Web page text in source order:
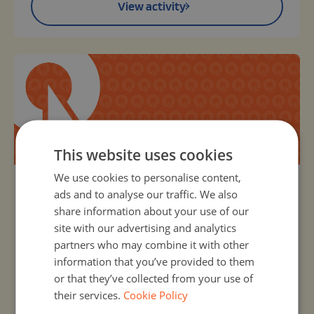
View activity
Międzynarodowy alfabet kodowania
19, Oct 2026 - 19, Oct 2026
W ramach obchodów Europejskiego Tygodnia
Kodowania (Code Week) uczniowie ze szkół
partnerskich projektu eTwinning biorą udział w
wyjątkowej aktywności łączącej naukę kodowania,
języki obce oraz poznawanie kultur Europy. Każda
This website uses cookies
We use cookies to personalise content,
ads and to analyse our traffic. We also
share information about your use of our
site with our advertising and analytics
partners who may combine it with other
information that you’ve provided to them
or that they’ve collected from your use of
their services. Cookie Policy